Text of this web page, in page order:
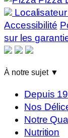
Accessibilité
sur les
À notre sujet ▼
Depuis
Nos
Notre
Nutrition